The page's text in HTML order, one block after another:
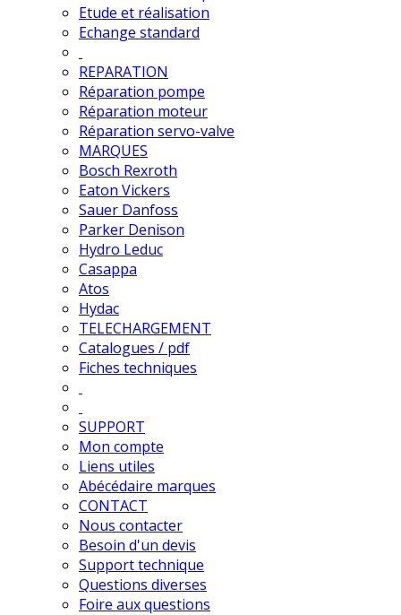
Etude et réalisation
Echange standard
REPARATION
Réparation pompe
Réparation moteur
Réparation servo-valve
MARQUES
Bosch Rexroth
Eaton Vickers
Sauer Danfoss
Parker Denison
Hydro Leduc
Casappa
Atos
Hydac
TELECHARGEMENT
Catalogues / pdf
Fiches techniques
SUPPORT
Mon compte
Liens utiles
Abécédaire marques
CONTACT
Nous contacter
Besoin d'un devis
Support technique
Questions diverses
Foire aux questions